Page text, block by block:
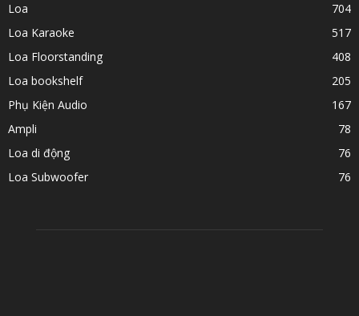
Loa
704
Loa Karaoke
517
Loa Floorstanding
408
Loa bookshelf
205
Phụ Kiện Audio
167
Ampli
78
Loa di động
76
Loa Subwoofer
76